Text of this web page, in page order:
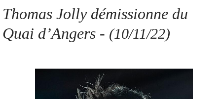
Thomas Jolly démissionne du
Quai d’Angers - (10/11/22)